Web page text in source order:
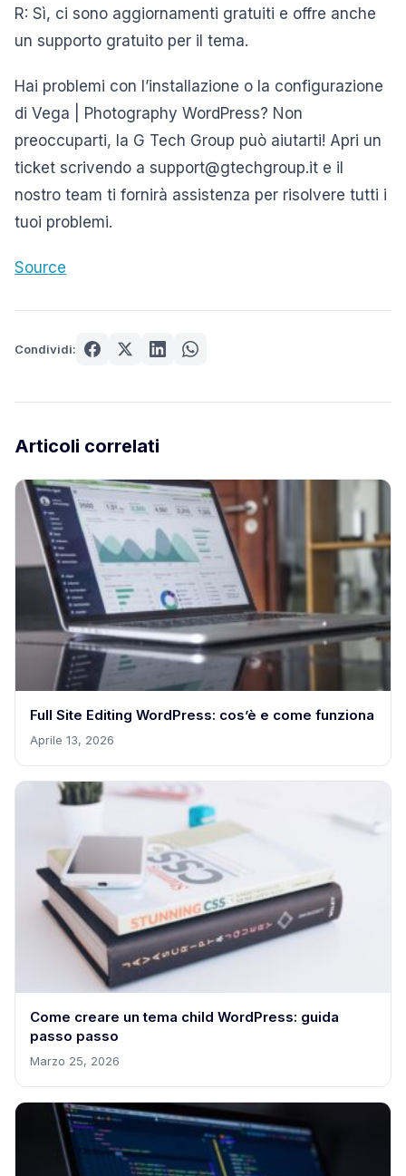
R: Sì, ci sono aggiornamenti gratuiti e offre anche
un supporto gratuito per il tema.
Hai problemi con l’installazione o la configurazione
di Vega | Photography WordPress? Non
preoccuparti, la G Tech Group può aiutarti! Apri un
ticket scrivendo a support@gtechgroup.it e il
nostro team ti fornirà assistenza per risolvere tutti i
tuoi problemi.
Source
Condividi:
Articoli correlati
Full Site Editing WordPress: cos’è e come funziona
Aprile 13, 2026
Come creare un tema child WordPress: guida
passo passo
Marzo 25, 2026